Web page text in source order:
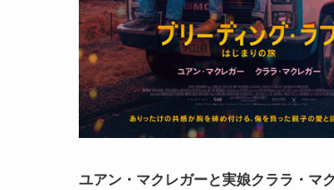
ユアン・マクレガーと実娘クララ・